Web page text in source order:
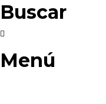
Buscar
Menú